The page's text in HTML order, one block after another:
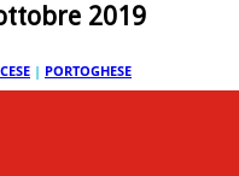
2019
| PORTOGHESE